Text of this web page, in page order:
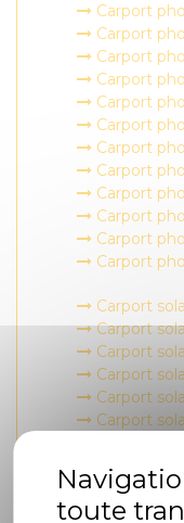
Carport
Carport
Carport
Carport
Carport
Carport
Carport
Carport
Carport
Carport
Carport
Carport
Carport
Carport
Carport
Carport
Carport
Carport
Carport
Carport
Carport